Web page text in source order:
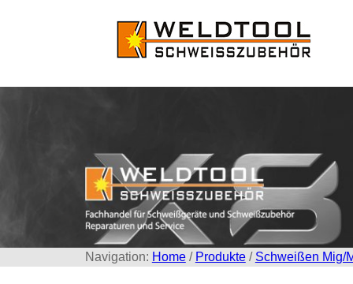
Navigation: Home/ Produkte/ Schweißen Mig/